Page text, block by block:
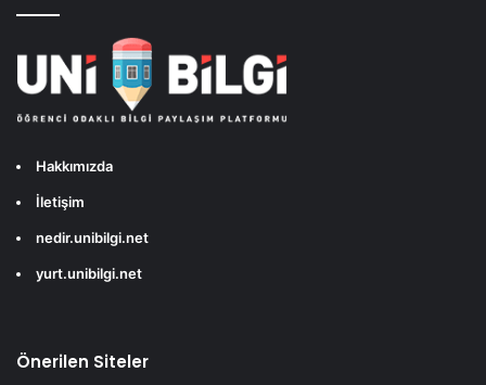
Hakkımızda
İletişim
nedir.unibilgi.net
yurt.unibilgi.net
Önerilen Siteler